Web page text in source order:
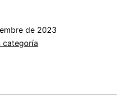
de 2023
categoría